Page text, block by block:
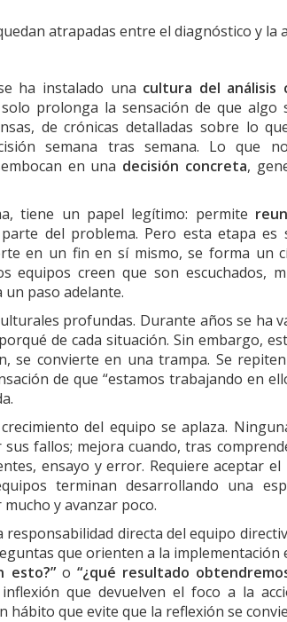
atrapadas entre el diagnóstico y la
ha instalado una cultura del análisis
prolonga la sensación de que algo
de crónicas detalladas sobre lo
semana tras semana. Lo que
en una decisión concreta,
tiene un papel legítimo: permite
del problema. Pero esta etapa es
en un fin en sí mismo, se forma un
equipos creen que son escuchados,
paso adelante.
profundas. Durante años se ha
de cada situación. Sin embargo,
se convierte en una trampa. Se
de que “estamos trabajando en
del equipo se aplaza.
fallos; mejora cuando, tras
ensayo y error. Requiere aceptar
terminan desarrollando una
y avanzar poco.
responsabilidad directa del equipo
que orienten a la implementación
esto?”o “¿qué resultado
que devuelven el foco a la
hábito que evite que la reflexión se